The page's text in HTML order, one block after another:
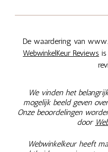
De waardering van
WebwinkelKeur Reviews
We vinden het
mogelijk beeld geven
Onze beoordelingen
door
Webwinkelkeur heeft